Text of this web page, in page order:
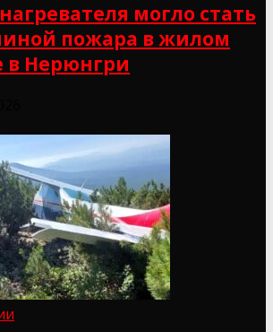
могло стать
пожара в жилом
в Нерюнгри